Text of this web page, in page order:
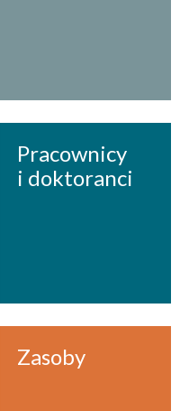
Pracownicy
i doktoranci
Zasoby